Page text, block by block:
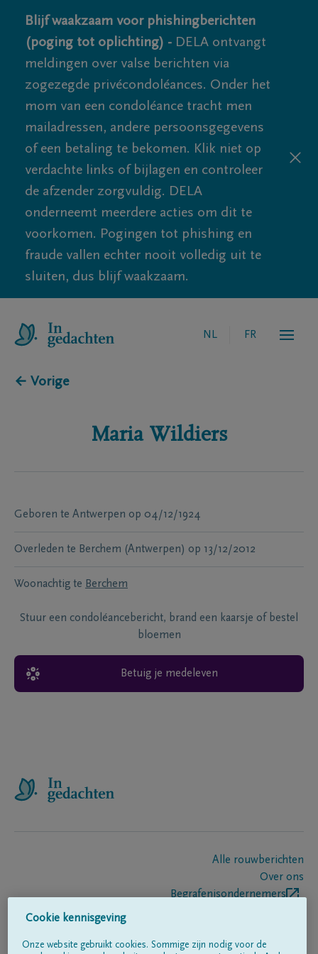
Blijf waakzaam voor phishingberichten
(poging tot oplichting) - DELA ontvangt
meldingen over valse berichten via
zogezegde privécondoléances. Onder het
mom van een condoléance tracht men
mailadressen, andere persoonsgegevens
of een betaling te bekomen. Klik niet op
verdachte links of bijlagen en controleer
de afzender zorgvuldig. DELA
onderneemt meerdere acties om dit te
voorkomen. Pogingen tot phishing en
fraude vallen echter nooit volledig uit te
sluiten, dus blijf waakzaam.
NL FR
← Vorige
Maria Wildiers
Geboren te Antwerpen op 04/12/1924
Overleden te Berchem (Antwerpen) op 13/12/2012
Woonachtig te Berchem
Stuur een condoléancebericht, brand een kaarsje of bestel
bloemen
Betuig je medeleven
Alle rouwberichten
Over ons
Begrafenisondernemers
Cookie kennisgeving
Onze website gebruikt cookies. Sommige zijn nodig voor de